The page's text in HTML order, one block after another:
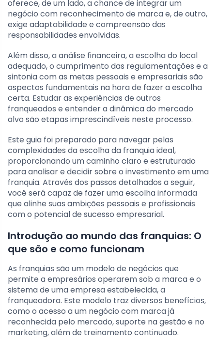
oferece, de um lado, a chance de integrar um
negócio com reconhecimento de marca e, de outro,
exige adaptabilidade e compreensão das
responsabilidades envolvidas.
Além disso, a análise financeira, a escolha do local
adequado, o cumprimento das regulamentações e a
sintonia com as metas pessoais e empresariais são
aspectos fundamentais na hora de fazer a escolha
certa. Estudar as experiências de outros
franqueados e entender a dinâmica do mercado
alvo são etapas imprescindíveis neste processo.
Este guia foi preparado para navegar pelas
complexidades da escolha da franquia ideal,
proporcionando um caminho claro e estruturado
para analisar e decidir sobre o investimento em uma
franquia. Através dos passos detalhados a seguir,
você será capaz de fazer uma escolha informada
que alinhe suas ambições pessoais e profissionais
com o potencial de sucesso empresarial.
Introdução ao mundo das franquias: O
que são e como funcionam
As franquias são um modelo de negócios que
permite a empresários operarem sob a marca e o
sistema de uma empresa estabelecida, a
franqueadora. Este modelo traz diversos benefícios,
como o acesso a um negócio com marca já
reconhecida pelo mercado, suporte na gestão e no
marketing, além de treinamento continuado.